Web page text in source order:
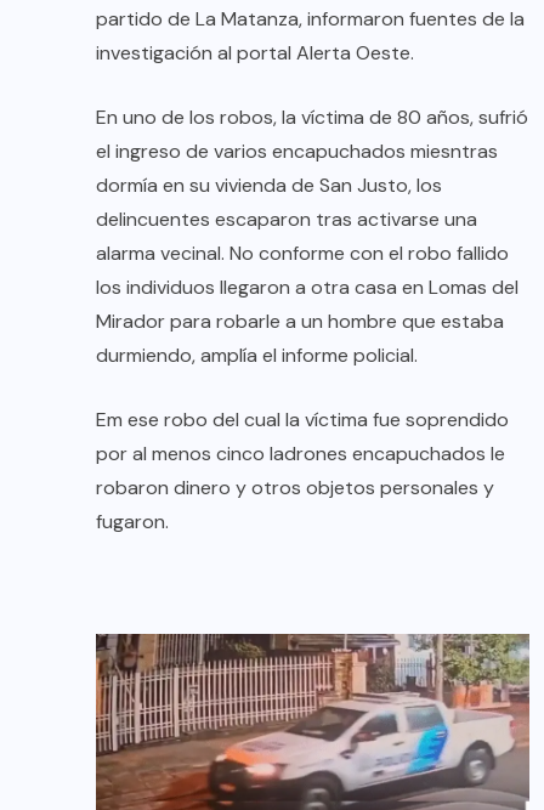
partido de La Matanza, informaron fuentes de la
investigación al portal Alerta Oeste.
En uno de los robos, la víctima de 80 años, sufrió
el ingreso de varios encapuchados miesntras
dormía en su vivienda de San Justo, los
delincuentes escaparon tras activarse una
alarma vecinal. No conforme con el robo fallido
los individuos llegaron a otra casa en Lomas del
Mirador para robarle a un hombre que estaba
durmiendo, amplía el informe policial.
Em ese robo del cual la víctima fue soprendido
por al menos cinco ladrones encapuchados le
robaron dinero y otros objetos personales y
fugaron.